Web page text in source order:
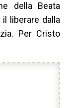
della Beata
liberare dalla
Per Cristo